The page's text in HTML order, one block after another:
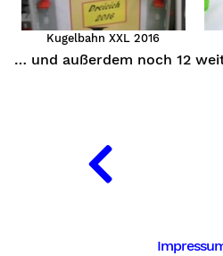
Kugelbahn XXL 2016
… und außerdem noch 12